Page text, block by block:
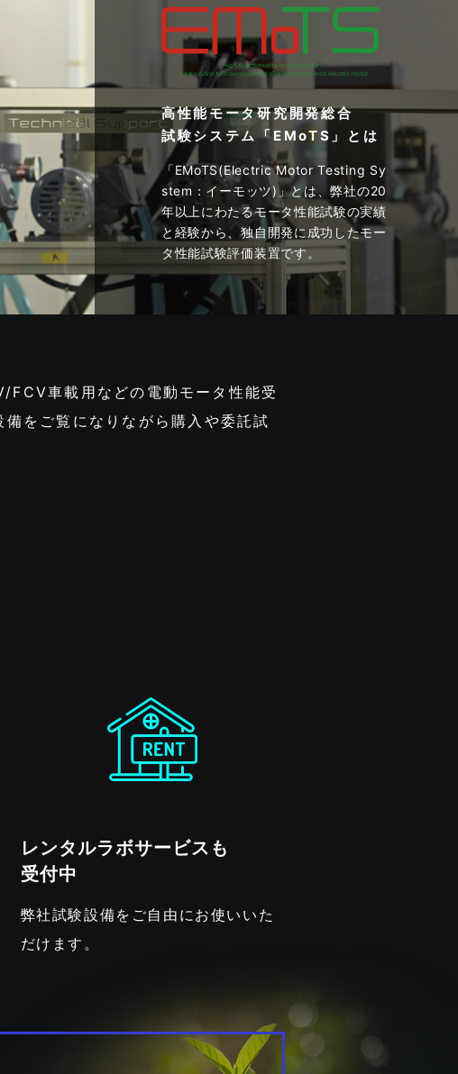
高性能モータ研究開発総合
試験システム「EMoTS」とは
「EMoTS(Electric Motor Testing Sy
stem：イーモッツ)」とは、弊社の20
年以上にわたるモータ性能試験の実績
と経験から、独自開発に成功したモー
タ性能試験評価装置です。
FCV車載用などの電動モータ性能受
をご覧になりながら購入や委託試
レンタルラボサービスも
受付中
弊社試験設備をご自由にお使いいた
だけます。